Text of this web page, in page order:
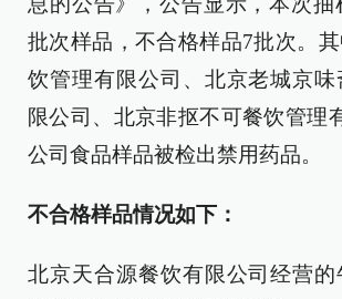
批次样品，不合格样品7批次。
饮管理有限公司、北京老城京
限公司、北京非抠不可餐饮管理
公司食品样品被检出禁用药品。
不合格样品情况如下：
北京天合源餐饮有限公司经营